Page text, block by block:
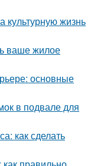
культурную жизнь
ваше жилое
основные
в подвале для
как сделать